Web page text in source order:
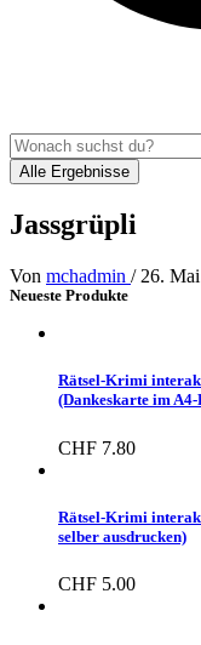
Alle Ergebnisse
Jassgrüpli
Von mchadmin / 26.
Neueste Produkte
Rätsel-Krimi
(Dankeskarte im
CHF 7.80
Rätsel-Krimi
selber ausdrucken)
CHF 5.00